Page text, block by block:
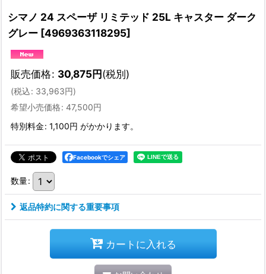
シマノ 24 スペーザ リミテッド 25L キャスター ダーク
グレー [4969363118295]
販売価格: 30,875円(税別)
(税込: 33,963円)
希望小売価格: 47,500円
特別料金: 1,100円 がかかります。
Facebookでシェア
数量:
返品特約に関する重要事項
カートに入れる